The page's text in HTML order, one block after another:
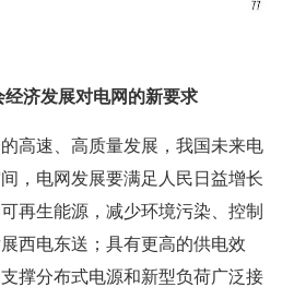
经济发展对电网的新要求
速、高质量发展，我国未来电
，电网发展要满足人民日益增长
再生能源，减少环境污染、控制
西电东送；具有更高的供电效
撑分布式电源和新型负荷广泛接